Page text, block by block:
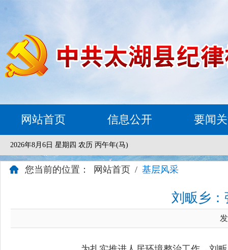
网站首页 信息公开 要闻
2026年8月6日 星期四 农历 丙午年(马)
您当前的位置： 网站首页 / 基层风采
刘畈乡